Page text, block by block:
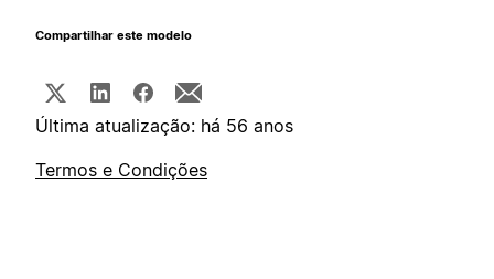
Compartilhar este modelo
Última atualização: há 56 anos
Termos e Condições